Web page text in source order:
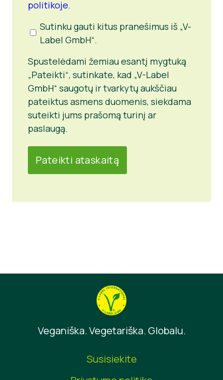
politikoje.
Sutikimas
dėl
bendravimo
Sutinku gauti kitus pranešimus iš „V-
Label GmbH“.
Spustelėdami žemiau esantį mygtuką
„Pateikti“, sutinkate, kad „V-Label
GmbH“ saugotų ir tvarkytų aukščiau
pateiktus asmens duomenis, siekdama
suteikti jums prašomą turinį ar
paslaugą.
Veganiška. Vegetariška. Globalu.
Susisiekite